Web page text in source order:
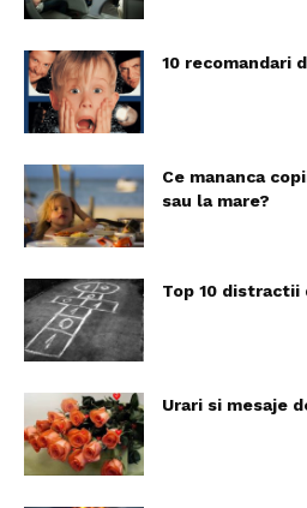
10 recomandari
Ce mananca
sau la mare?
Top 10 distractii
Urari si mesaje